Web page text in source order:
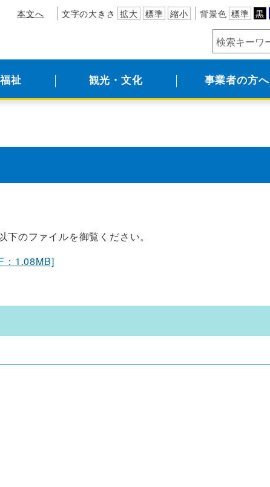
本文へ 文字の大きさ 拡大 標準 縮小 背景色 標準 黒
祉 観光・文化 事業者の方へ
のファイルを御覧ください。
：1.08MB]